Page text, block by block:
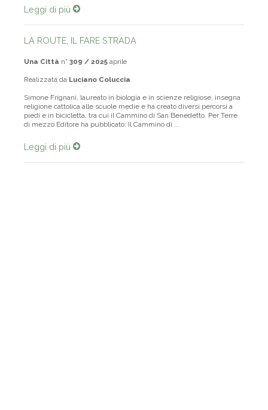
Leggi di più
LA ROUTE, IL FARE STRADA
Una Città n° 309 / 2025 aprile
Realizzata da Luciano Coluccia
Simone Frignani, laureato in biologia e in scienze religiose, insegna
religione cattolica alle scuole medie e ha creato diversi percorsi a
piedi e in bicicletta, tra cui il Cammino di San Benedetto. Per Terre
di mezzo Editore ha pubblicato: Il Cammino di ...
Leggi di più